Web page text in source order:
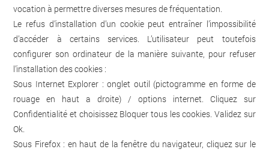
vocation à permettre diverses mesures de fréquentation.
Le refus d’installation d’un cookie peut entraîner l’impossibilité
d’accéder à certains services. L’utilisateur peut toutefois
configurer son ordinateur de la manière suivante, pour refuser
l’installation des cookies :
Sous Internet Explorer : onglet outil (pictogramme en forme de
rouage en haut a droite) / options internet. Cliquez sur
Confidentialité et choisissez Bloquer tous les cookies. Validez sur
Ok.
Sous Firefox : en haut de la fenêtre du navigateur, cliquez sur le